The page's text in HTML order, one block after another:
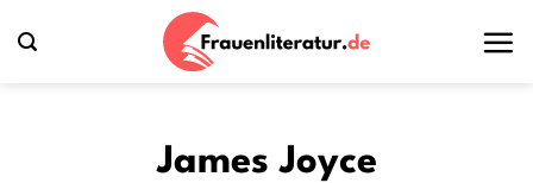
Inhalt
James Joyce